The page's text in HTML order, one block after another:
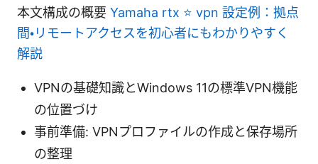
本文構成の概要 Yamaha rtx ⭐ vpn 設定例：拠点
間・リモートアクセスを初心者にもわかりやすく
解説
VPNの基礎知識とWindows 11の標準VPN機能
の位置づけ
事前準備: VPNプロファイルの作成と保存場所
の整理